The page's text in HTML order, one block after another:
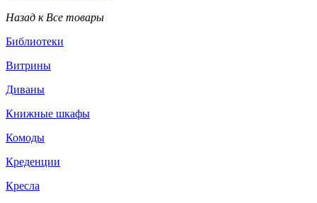
Назад к Все товары
Библиотеки
Витрины
Диваны
Книжные шкафы
Комоды
Креденции
Кресла